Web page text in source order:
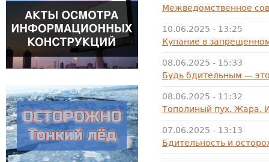
Межведомственное
10.06.2025 - 13:25
Купание в
08.06.2025 - 15:33
Будь бдительным —
08.06.2025 - 11:32
Тополиный пух. Жара.
07.06.2025 - 13:13
Бдительность и